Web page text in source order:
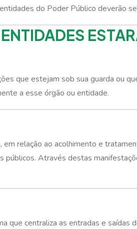
do Poder Público deverão
que estejam sob sua guarda ou
a esse órgão ou entidade.
relação ao acolhimento e
públicos. Através destas
que centraliza as entradas e